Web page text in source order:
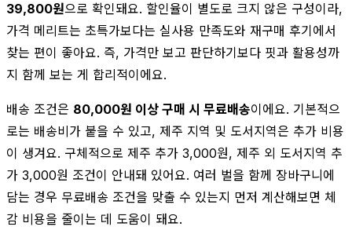
39,800원으로 확인돼요. 할인율이 별도로 크지 않은 구성이라,
가격 메리트는 초특가보다는 실사용 만족도와 재구매 후기에서
찾는 편이 좋아요. 즉, 가격만 보고 판단하기보다 핏과 활용성까
지 함께 보는 게 합리적이에요.
배송 조건은 80,000원 이상 구매 시 무료배송이에요. 기본적으
로는 배송비가 붙을 수 있고, 제주 지역 및 도서지역은 추가 비용
이 생겨요. 구체적으로 제주 추가 3,000원, 제주 외 도서지역 추
가 3,000원 조건이 안내돼 있어요. 여러 벌을 함께 장바구니에
담는 경우 무료배송 조건을 맞출 수 있는지 먼저 계산해보면 체
감 비용을 줄이는 데 도움이 돼요.